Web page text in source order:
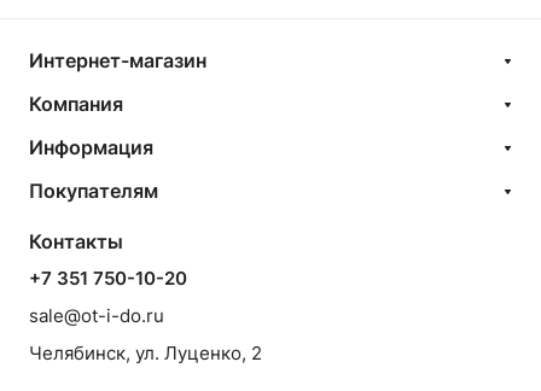
Интернет-магазин
Компания
Информация
Покупателям
Контакты
+7 351 750-10-20
sale@ot-i-do.ru
Челябинск, ул. Луценко, 2